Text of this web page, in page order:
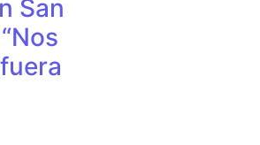
San